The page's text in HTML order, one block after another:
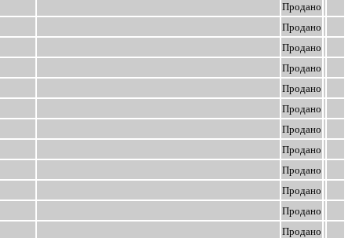
Продано
Продано
Продано
Продано
Продано
Продано
Продано
Продано
Продано
Продано
Продано
Продано